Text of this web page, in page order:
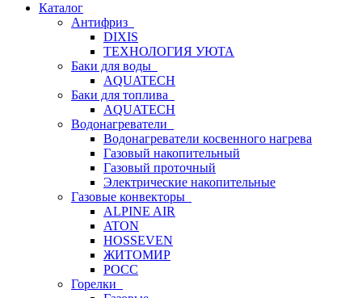
Каталог
Антифриз
DIXIS
ТЕХНОЛОГИЯ УЮТА
Баки для воды
AQUATECH
Баки для топлива
AQUATECH
Водонагреватели
Водонагреватели косвенного нагрева
Газовый накопительный
Газовый проточный
Электрические накопительные
Газовые конвекторы
ALPINE AIR
ATON
HOSSEVEN
ЖИТОМИР
РОСС
Горелки